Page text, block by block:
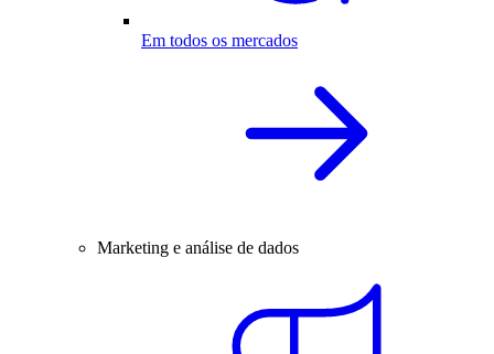
Em todos os mercados
Marketing e análise de dados